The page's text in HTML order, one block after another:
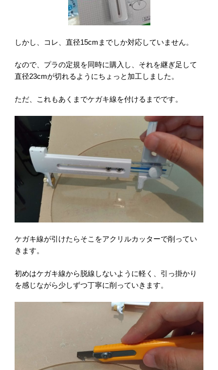
しかし、コレ、直径15cm までしか対応していません。
なので、プラの定規を同時に購入し、 それを継ぎ足して
直径23cmが切れるようにちょっと加工しました。
ただ、これもあくまでケガキ線を付けるまでです。
ケガキ線が引けたらそこをアクリルカッターで削ってい
きます。
初めはケガキ線から脱線しないように軽く、引っ掛かり
を感じながら少しずつ丁寧に削っていきます。